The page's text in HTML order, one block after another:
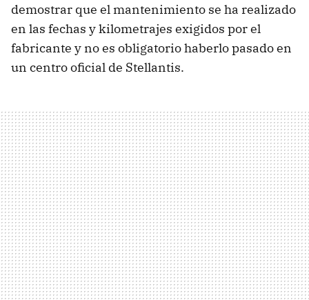
demostrar que el mantenimiento se ha realizado
en las fechas y kilometrajes exigidos por el
fabricante y no es obligatorio haberlo pasado en
un centro oficial de Stellantis.